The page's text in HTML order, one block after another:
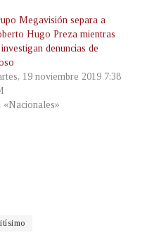
Megavisión separa a
Hugo Preza mientras
denuncias de
19 noviembre 2019 7:38
«Nacionales»